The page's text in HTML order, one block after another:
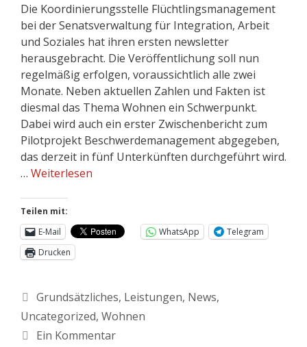
Die Koordinierungsstelle Flüchtlingsmanagement
bei der Senatsverwaltung für Integration, Arbeit
und Soziales hat ihren ersten newsletter
herausgebracht. Die Veröffentlichung soll nun
regelmäßig erfolgen, voraussichtlich alle zwei
Monate. Neben aktuellen Zahlen und Fakten ist
diesmal das Thema Wohnen ein Schwerpunkt.
Dabei wird auch ein erster Zwischenbericht zum
Pilotprojekt Beschwerdemanagement abgegeben,
das derzeit in fünf Unterkünften durchgeführt wird.
… Weiterlesen
Teilen mit:
E-Mail
WhatsApp
Telegram
Drucken
Grundsätzliches, Leistungen, News,
Uncategorized, Wohnen
Ein Kommentar